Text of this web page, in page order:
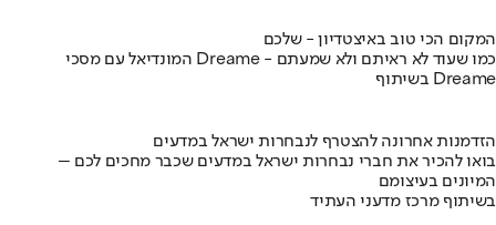
המקום הכי טוב באיצטדיון - שלכם
המונדיאל עם מסכי Dreame - כמו שעוד לא ראיתם ולא שמעתם
בשיתוף Dreame
הזדמנות אחרונה להצטרף לנבחרות ישראל במדעים
בואו להכיר את חברי נבחרות ישראל במדעים שכבר מחכים לכם –
המיונים בעיצומם
בשיתוף מרכז מדעני העתיד